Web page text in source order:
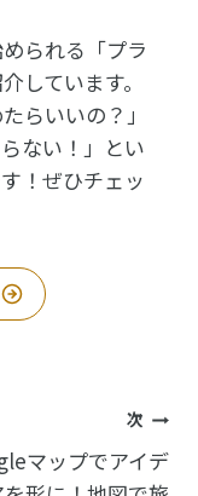
られる「プラ
しています。
らいいの？」
ない！」とい
！ぜひチェッ
次
マップでアイデ